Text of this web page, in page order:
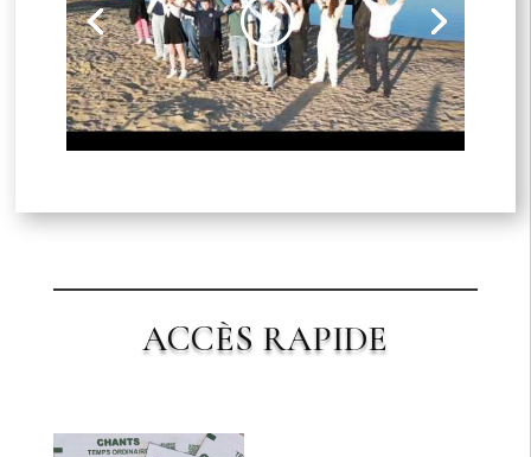
Cliquez pour accepter les cookies
marketing et activer ce contenu
ACCÈS RAPIDE